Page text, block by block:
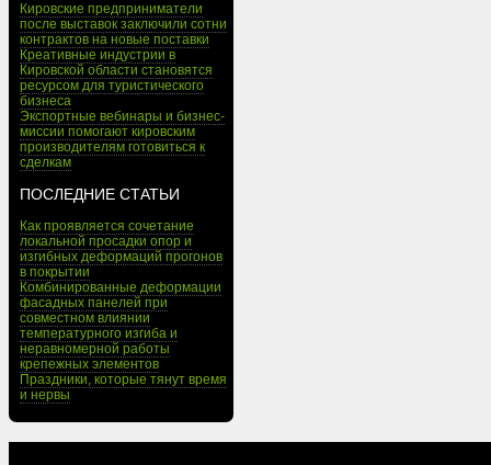
Кировские предприниматели
после выставок заключили сотни
контрактов на новые поставки
Креативные индустрии в
Кировской области становятся
ресурсом для туристического
бизнеса
Экспортные вебинары и бизнес-
миссии помогают кировским
производителям готовиться к
сделкам
ПОСЛЕДНИЕ СТАТЬИ
Как проявляется сочетание
локальной просадки опор и
изгибных деформаций прогонов
в покрытии
Комбинированные деформации
фасадных панелей при
совместном влиянии
температурного изгиба и
неравномерной работы
крепежных элементов
Праздники, которые тянут время
и нервы